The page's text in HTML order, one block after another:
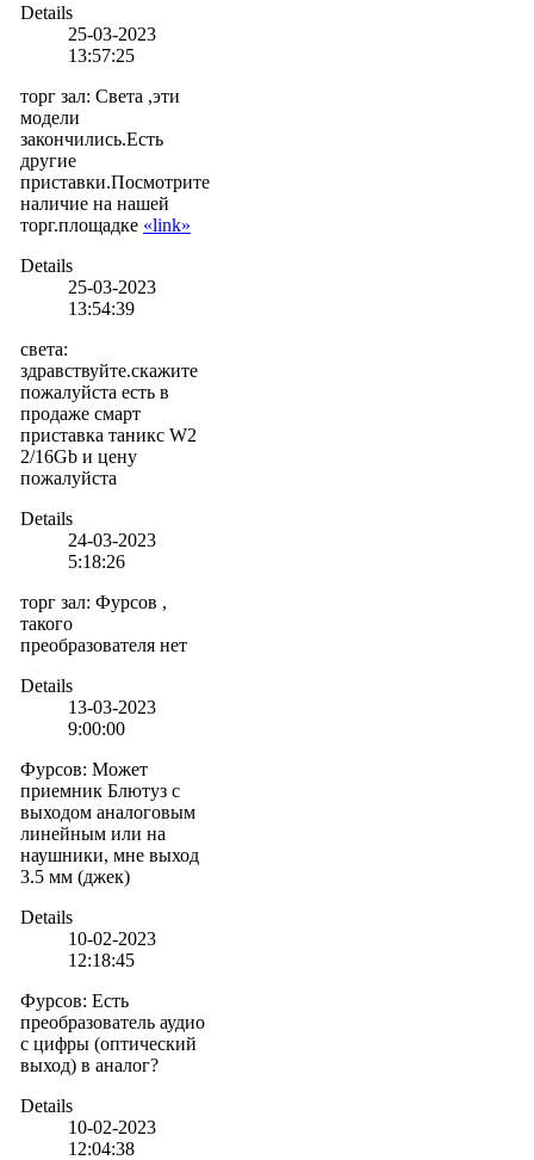
Details
25-03-2023
13:57:25
торг зал: Света ,эти
модели
закончились.Есть
другие
приставки.Посмотрите
наличие на нашей
торг.площадке «link»
Details
25-03-2023
13:54:39
света:
здравствуйте.скажите
пожалуйста есть в
продаже смарт
приставка таникс W2
2/16Gb и цену
пожалуйста
Details
24-03-2023
5:18:26
торг зал: Фурсов ,
такого
преобразователя нет
Details
13-03-2023
9:00:00
Фурсов: Может
приемник Блютуз с
выходом аналоговым
линейным или на
наушники, мне выход
3.5 мм (джек)
Details
10-02-2023
12:18:45
Фурсов: Есть
преобразователь аудио
с цифры (оптический
выход) в аналог?
Details
10-02-2023
12:04:38